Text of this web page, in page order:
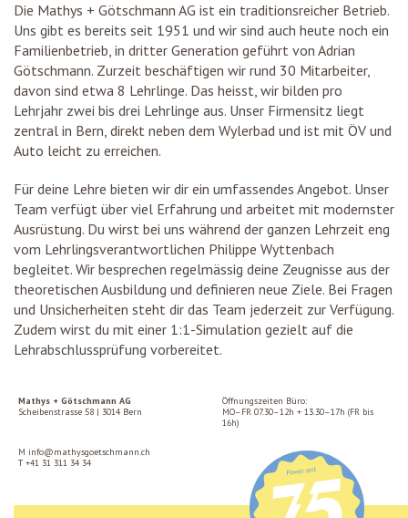
Die Mathys + Götschmann AG ist ein traditionsreicher Betrieb.
Uns gibt es bereits seit 1951 und wir sind auch heute noch ein
Familienbetrieb, in dritter Generation geführt von Adrian
Götschmann. Zurzeit beschäftigen wir rund 30 Mitarbeiter,
davon sind etwa 8 Lehrlinge. Das heisst, wir bilden pro
Lehrjahr zwei bis drei Lehrlinge aus. Unser Firmensitz liegt
zentral in Bern, direkt neben dem Wylerbad und ist mit ÖV und
Auto leicht zu erreichen.
Für deine Lehre bieten wir dir ein umfassendes Angebot. Unser
Team verfügt über viel Erfahrung und arbeitet mit modernster
Ausrüstung. Du wirst bei uns während der ganzen Lehrzeit eng
vom Lehrlingsverantwortlichen Philippe Wyttenbach
begleitet. Wir besprechen regelmässig deine Zeugnisse aus der
theoretischen Ausbildung und definieren neue Ziele. Bei Fragen
und Unsicherheiten steht dir das Team jederzeit zur Verfügung.
Zudem wirst du mit einer 1:1-Simulation gezielt auf die
Lehrabschlussprüfung vorbereitet.
Mathys + Götschmann AG
Scheibenstrasse 58 | 3014 Bern
Öffnungszeiten Büro:
MO–FR 07.30–12h + 13.30–17h (FR bis
16h)
M info@mathysgoetschmann.ch
T +41 31 311 34 34